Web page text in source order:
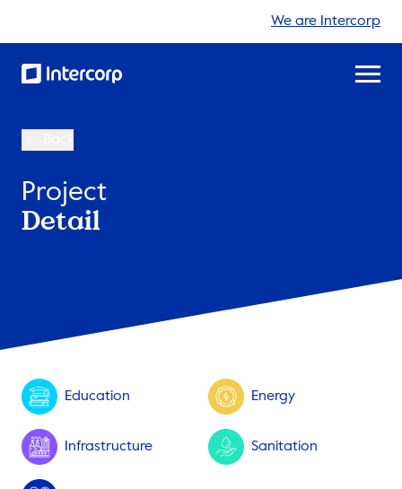
We are Intercorp
Project
Detail
Education Energy
Infrastructure Sanitation